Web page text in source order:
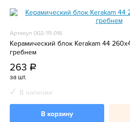
Артикул 002-111-016
Керамический блок Kerakam 44
гребнем
263 a
за шт.
В наличии
В корзину